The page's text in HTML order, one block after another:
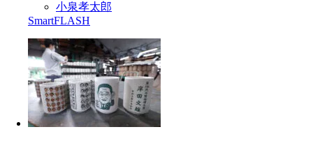
小泉孝太郎
SmartFLASH